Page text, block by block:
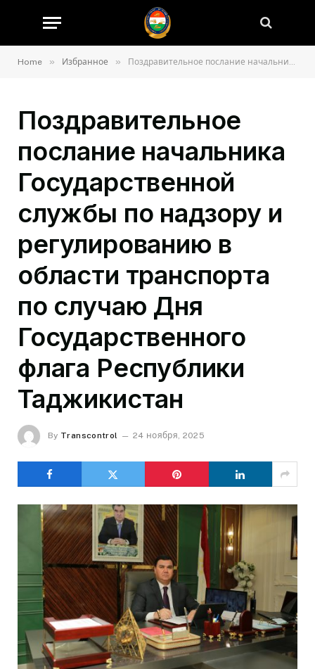
Home » Избранное » Поздравительное послание начальника Государственной службы по надзору и регулированию в области транспорта по случаю Дня Государственного флага Республики Таджикистан
Поздравительное
послание начальника
Государственной
службы по надзору и
регулированию в
области транспорта
по случаю Дня
Государственного
флага Республики
Таджикистан
By Transcontrol 24 ноября, 2025